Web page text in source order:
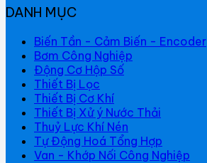
DANH MỤC
Biến Tần - Cảm Biến - Encoder
Bơm Công Nghiệp
Động Cơ Hộp Số
Thiết Bị Lọc
Thiết Bị Cơ Khí
Thiết Bị Xử ý Nước Thải
Thuỷ Lực Khí Nén
Tự Động Hoá Tổng Hợp
Van - Khớp Nối Công Nghiệp